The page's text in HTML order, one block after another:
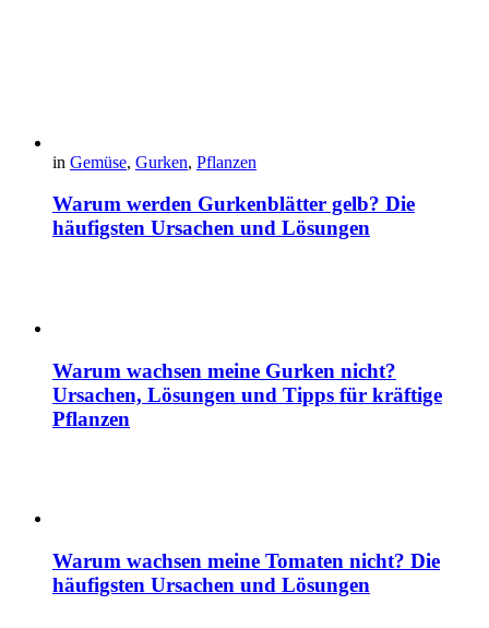
in Gemüse, Gurken, Pflanzen
Warum werden Gurkenblätter gelb? Die
häufigsten Ursachen und Lösungen
Warum wachsen meine Gurken nicht?
Ursachen, Lösungen und Tipps für kräftige
Pflanzen
Warum wachsen meine Tomaten nicht? Die
häufigsten Ursachen und Lösungen